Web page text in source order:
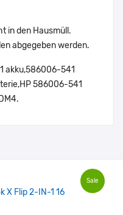
in den Hausmüll.
abgegeben werden.
akku,586006-541
586006-541
Sale
X Flip 2-IN-1 16